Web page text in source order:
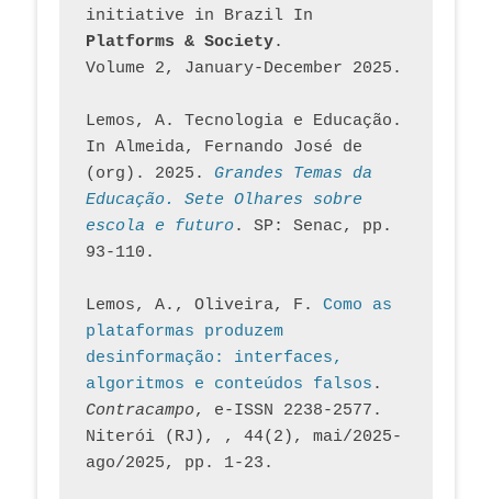
initiative in Brazil In
Platforms & Society.
Volume 2, January-December 2025.
Lemos, A. Tecnologia e Educação.
In Almeida, Fernando José de
(org). 2025. Grandes Temas da
Educação. Sete Olhares sobre
escola e futuro. SP: Senac, pp.
93-110.
Lemos, A., Oliveira, F. Como as
plataformas produzem
desinformação: interfaces,
algoritmos e conteúdos falsos
Contracampo, e-ISSN 2238-2577.
Niterói (RJ), , 44(2), mai/2025-
ago/2025, pp. 1-23.